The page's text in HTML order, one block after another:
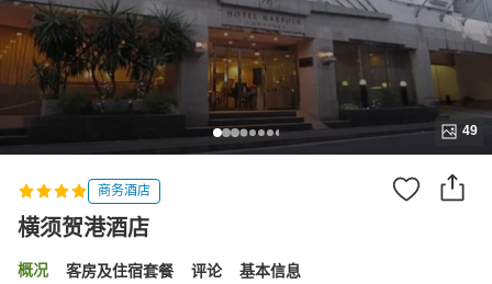
49
商务酒店
横须贺港酒店
概况 客房及住宿套餐 评论 基本信息